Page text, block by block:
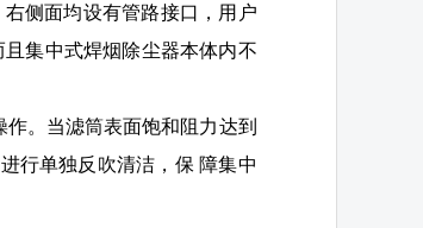
侧面均设有管路接口，用户
集中式焊烟除尘器本体内不
。当滤筒表面饱和阻力达到
行单独反吹清洁，保 障集中